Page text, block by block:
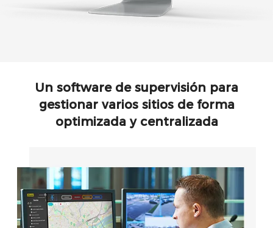
Un software de supervisión para
gestionar varios sitios de forma
optimizada y centralizada